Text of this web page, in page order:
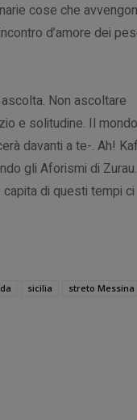
cose che
d’amore dei
Non ascoltare
e solitudine. Il
davanti a te-. Ah!
gli Aforismi di
di questi tempi ci
sicilia streto Messina